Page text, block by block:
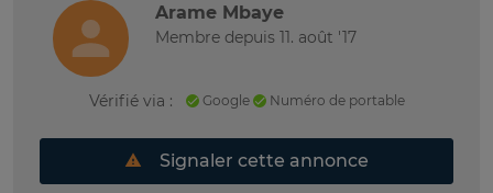
Arame Mbaye
Membre depuis 11. août '17
Vérifié via : Google Numéro de portable
Signaler cette annonce